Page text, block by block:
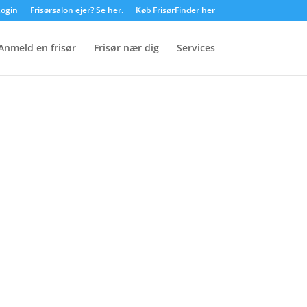
Frisørsalon ejer? Se her. Køb FrisørFinder her
en frisør Frisør nær dig Services